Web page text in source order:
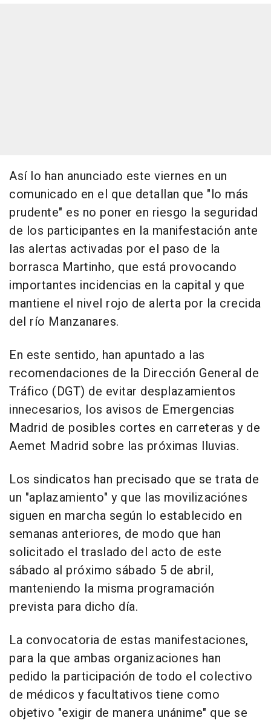
Así lo han anunciado este viernes en un
comunicado en el que detallan que "lo más
prudente" es no poner en riesgo la seguridad
de los participantes en la manifestación ante
las alertas activadas por el paso de la
borrasca Martinho, que está provocando
importantes incidencias en la capital y que
mantiene el nivel rojo de alerta por la crecida
del río Manzanares.
En este sentido, han apuntado a las
recomendaciones de la Dirección General de
Tráfico (DGT) de evitar desplazamientos
innecesarios, los avisos de Emergencias
Madrid de posibles cortes en carreteras y de
Aemet Madrid sobre las próximas lluvias.
Los sindicatos han precisado que se trata de
un "aplazamiento" y que las movilizaciónes
siguen en marcha según lo establecido en
semanas anteriores, de modo que han
solicitado el traslado del acto de este
sábado al próximo sábado 5 de abril,
manteniendo la misma programación
prevista para dicho día.
La convocatoria de estas manifestaciones,
para la que ambas organizaciones han
pedido la participación de todo el colectivo
de médicos y facultativos tiene como
objetivo "exigir de manera unánime" que se